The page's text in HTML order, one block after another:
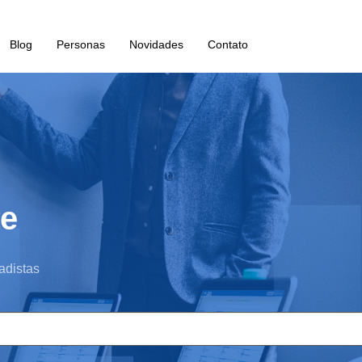
Blog Personas Novidades Contato